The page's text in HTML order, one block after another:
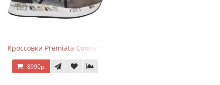
Кроссовки Premiata Conny Gray Brown
8990р.